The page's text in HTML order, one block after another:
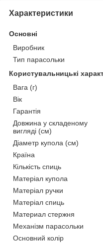
Характеристики
Основні
Виробник
Тип парасольки
Користувальницькі
Вага (г)
Вік
Гарантія
Довжина у складеному
вигляді (см)
Діаметр купола (см)
Країна
Кількість спиць
Матеріал купола
Матеріал ручки
Матеріал спиць
Материал стержня
Механізм парасольки
Основний колір